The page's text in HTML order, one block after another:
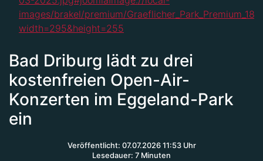
Bad Driburg lädt zu drei
kostenfreien Open-Air-
Konzerten im Eggeland-Park
ein
Veröffentlicht: 07.07.2026 11:53 Uhr
Lesedauer: 7 Minuten